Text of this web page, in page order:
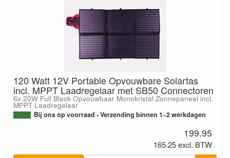
120 Watt 12V Portable Opvouwbare Solartas
incl. MPPT Laadregelaar met SB50 Connectoren
6x 20W Full Black Opvouwbaar Monokristal Zonnepaneel incl.
MPPT Laadregelaar
Bij ons op voorraad - Verzending binnen 1~2 werkdagen
199.95
165.25 excl. BTW